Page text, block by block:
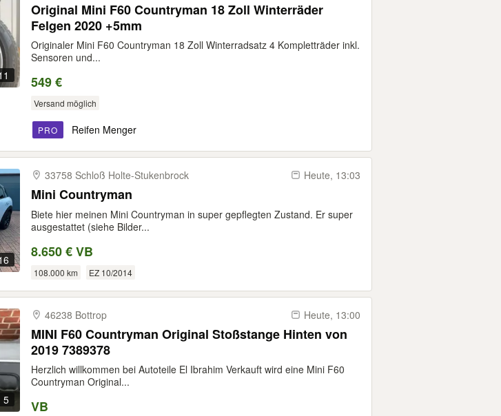
Original Mini F60 Countryman 18 Zoll Winterräder
Felgen 2020 +5mm
Originaler Mini F60 Countryman 18 Zoll Winterradsatz 4 Kompletträder inkl.
Sensoren und...
549 €
Versand möglich
PRO Reifen Menger
33758 Schloß Holte-​Stukenbrock Heute, 13:03
Mini Countryman
Biete hier meinen Mini Countryman in super gepflegten Zustand. Er super
ausgestattet (siehe Bilder...
8.650 € VB
108.000 km EZ 10/2014
5
46238 Bottrop Heute, 13:00
MINI F60 Countryman Original Stoßstange Hinten von
2019 7389378
Herzlich willkommen bei Autoteile El Ibrahim Verkauft wird eine Mini F60
Countryman Original...
VB